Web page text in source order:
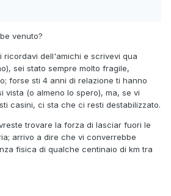
venuto?
ricordavi dell'amichi e scrivevi qua
sei stato sempre molto fragile,
forse sti 4 anni di relazione ti hanno
vista (o almeno lo spero), ma, se vi
casini, ci sta che ci resti destabilizzato.
trovare la forza di lasciar fuori le
arrivo a dire che vi converrebbe
fisica di qualche centinaio di km tra